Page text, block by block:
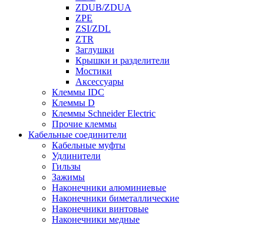
ZDUB/ZDUA
ZPE
ZSI/ZDL
ZTR
Заглушки
Крышки и разделители
Мостики
Аксессуары
Клеммы IDC
Клеммы D
Клеммы Schneider Electric
Прочие клеммы
Кабельные соединители
Кабельные муфты
Удлинители
Гильзы
Зажимы
Наконечники алюминиевые
Наконечники биметаллические
Наконечники винтовые
Наконечники медные